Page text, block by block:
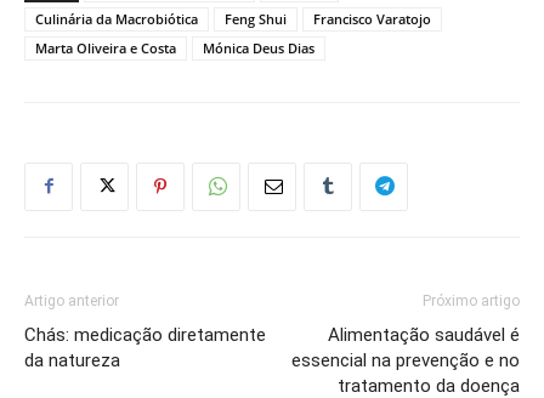
Culinária da Macrobiótica
Feng Shui
Francisco Varatojo
Marta Oliveira e Costa
Mónica Deus Dias
Artigo anterior
Chás: medicação diretamente
da natureza
Próximo artigo
Alimentação saudável é
essencial na prevenção e no
tratamento da doença